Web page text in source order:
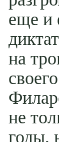
еще и
на
не
годы,